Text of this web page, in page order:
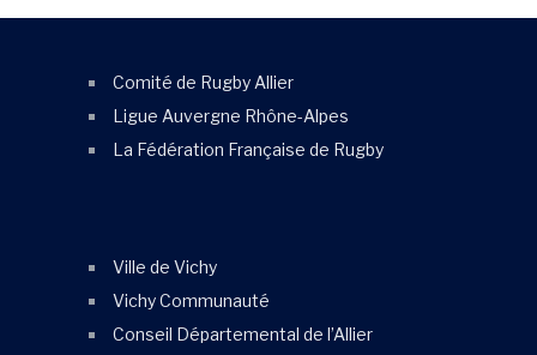
Comité de Rugby Allier
Ligue Auvergne Rhône-Alpes
La Fédération Française de Rugby
Ville de Vichy
Vichy Communauté
Conseil Départemental de l’Allier